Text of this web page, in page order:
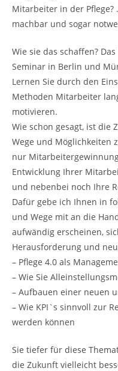
Mitarbeiter in der Pflege?
machbar und sogar
Wie sie das schaffen?
Seminar in Berlin und
Lernen Sie durch den
Methoden Mitarbeiter
motivieren.
Wie schon gesagt, ist die
Wege und Möglichkeiten
nur
Entwicklung Ihrer
und nebenbei noch Ihre
Dafür gebe ich Ihnen in
und Wege mit an die
aufwändig erscheinen,
Herausforderung und
– Pflege 4.0 als
– Wie Sie
– Aufbauen einer neuen
– Wie KPI`s sinnvoll zur
werden können
Sie tiefer für diese
die Zukunft vielleicht